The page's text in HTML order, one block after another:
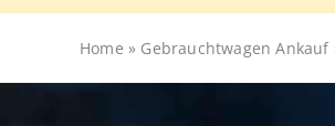
Home » Gebrauchtwagen Ankauf